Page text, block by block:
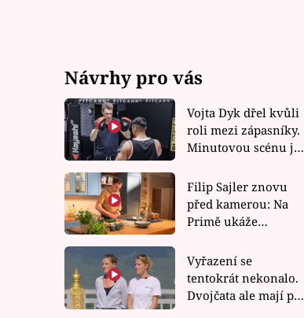
Návrhy pro vás
Vojta Dyk dřel kvůli
roli mezi zápasníky.
Minutovou scénu jel
Filip Sajler znovu
před kamerou: Na
Primě ukáže
rychlé recepty
Vyřazení se
tentokrát nekonalo.
Dvojčata ale mají po